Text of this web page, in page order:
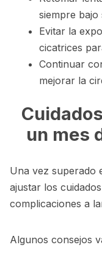
siempre bajo
Evitar la
cicatrices
Continuar
mejorar la
un mes
Una vez superado
ajustar los
complicaciones a
Algunos consejos